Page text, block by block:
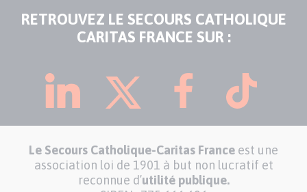
RETROUVEZ LE SECOURS CATHOLIQUE
CARITAS FRANCE SUR :
Le Secours Catholique-Caritas France est une
association loi de 1901 à but non lucratif et
reconnue d’utilité publique.